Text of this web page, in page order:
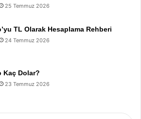
25 Temmuz 2026
TL Olarak Hesaplama Rehberi
24 Temmuz 2026
Kaç Dolar?
23 Temmuz 2026